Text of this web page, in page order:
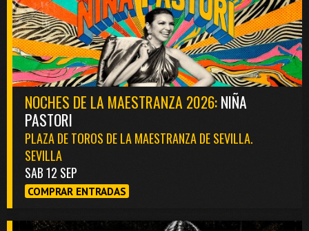
NOCHES DE LA MAESTRANZA 2026:NIÑA
PASTORI
PLAZA DE TOROS DE LA MAESTRANZA DE SEVILLA.
SEVILLA
SAB 12 SEP
COMPRAR ENTRADAS